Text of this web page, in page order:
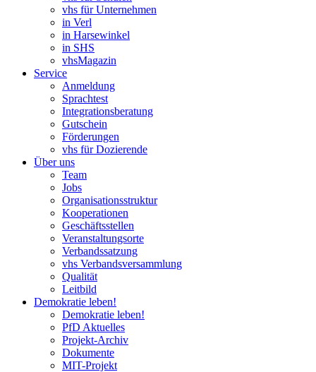
vhs für Unternehmen
in Verl
in Harsewinkel
in SHS
vhsMagazin
Service
Anmeldung
Sprachtest
Integrationsberatung
Gutschein
Förderungen
vhs für Dozierende
Über uns
Team
Jobs
Organisationsstruktur
Kooperationen
Geschäftsstellen
Veranstaltungsorte
Verbandssatzung
vhs Verbandsversammlung
Qualität
Leitbild
Demokratie leben!
Demokratie leben!
PfD Aktuelles
Projekt-Archiv
Dokumente
MIT-Projekt